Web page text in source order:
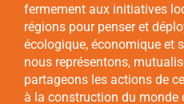
fermement aux initiatives
régions pour penser et
écologique, économique et
nous représentons,
partageons les actions de
à la construction du monde